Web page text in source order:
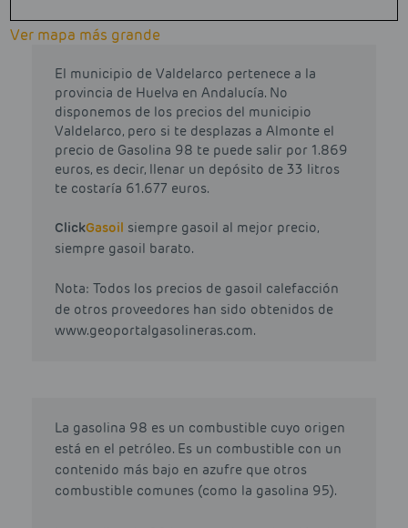
Ver mapa más grande
El municipio de Valdelarco pertenece a la
provincia de Huelva en Andalucía. No
disponemos de los precios del municipio
Valdelarco, pero si te desplazas a Almonte el
precio de Gasolina 98 te puede salir por 1.869
euros, es decir, llenar un depósito de 33 litros
te costaría 61.677 euros.
ClickGasoil siempre gasoil al mejor precio,
siempre gasoil barato.
Nota: Todos los precios de gasoil calefacción
de otros proveedores han sido obtenidos de
www.geoportalgasolineras.com.
La gasolina 98 es un combustible cuyo origen
está en el petróleo. Es un combustible con un
contenido más bajo en azufre que otros
combustible comunes (como la gasolina 95).